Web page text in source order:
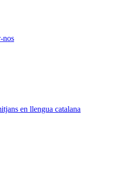
nos
en llengua catalana